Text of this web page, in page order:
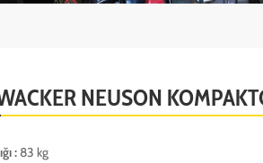
NEUSON
: 83 kg